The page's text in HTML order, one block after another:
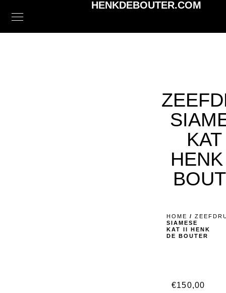
HENKDEBOUTER.COM
HOME /
SIAMESE
KAT II HENK
DE BOUTER
€150,00